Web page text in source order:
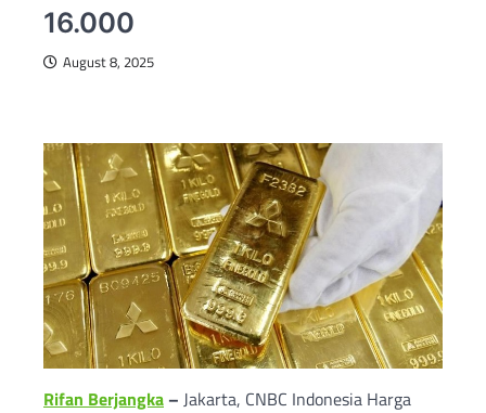
16.000
August 8, 2025
Rifan Berjangka – Jakarta, CNBC Indonesia Harga